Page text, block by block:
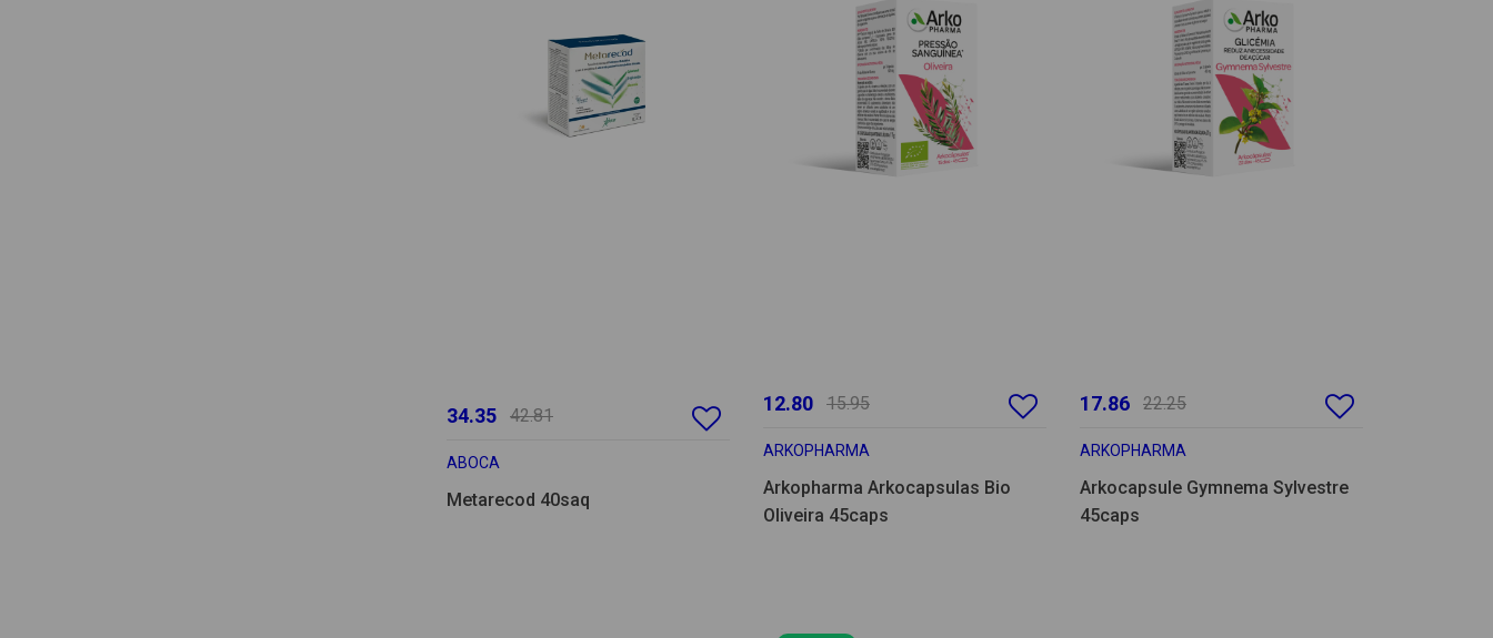
34.35 42.81
ABOCA
Metarecod 40saq
12.80 15.95
ARKOPHARMA
Arkopharma Arkocapsulas Bio
Oliveira 45caps
17.86 22.25
ARKOPHARMA
Arkocapsule Gymnema Sylvestre
45caps